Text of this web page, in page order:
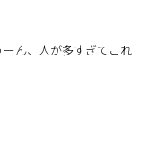
ん、人が多すぎてこれ